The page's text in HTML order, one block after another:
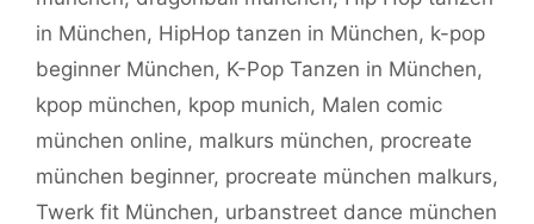
in München, HipHop tanzen in München, k-pop
beginner München, K-Pop Tanzen in München,
kpop münchen, kpop munich, Malen comic
münchen online, malkurs münchen, procreate
münchen beginner, procreate münchen malkurs,
Twerk fit München, urbanstreet dance münchen